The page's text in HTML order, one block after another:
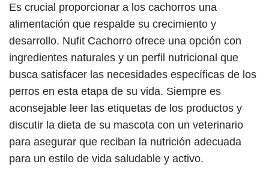
Es crucial proporcionar a los cachorros una
alimentación que respalde su crecimiento y
desarrollo. Nufit Cachorro ofrece una opción con
ingredientes naturales y un perfil nutricional que
busca satisfacer las necesidades específicas de los
perros en esta etapa de su vida. Siempre es
aconsejable leer las etiquetas de los productos y
discutir la dieta de su mascota con un veterinario
para asegurar que reciban la nutrición adecuada
para un estilo de vida saludable y activo.